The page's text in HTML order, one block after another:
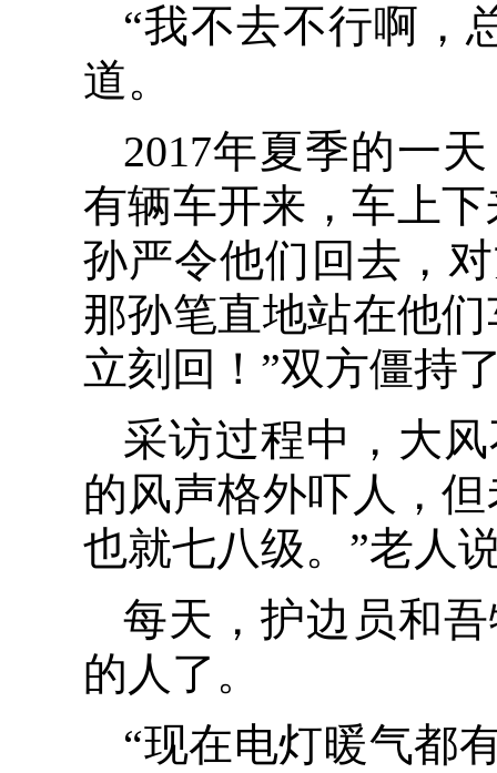
“我不去不行啊，
道。
2017年夏季的一
有辆车开来，车上
孙严令他们回去，
那孙笔直地站在他
立刻回！”双方僵持
采访过程中，大
的风声格外吓人，
也就七八级。”老人
每天，护边员和
的人了。
“现在电灯暖气都